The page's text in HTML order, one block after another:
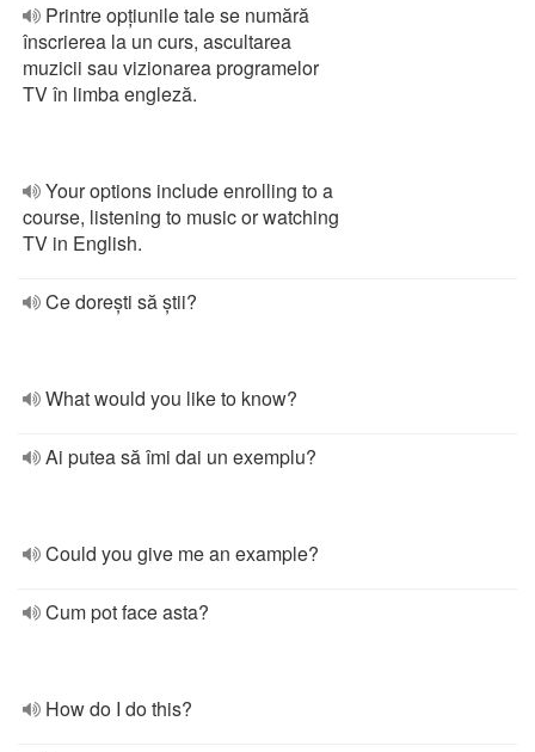
Printre opțiunile tale se numără
înscrierea la un curs, ascultarea
muzicii sau vizionarea programelor
TV în limba engleză.
Your options include enrolling to a
course, listening to music or watching
TV in English.
Ce dorești să știi?
What would you like to know?
Ai putea să îmi dai un exemplu?
Could you give me an example?
Cum pot face asta?
How do I do this?